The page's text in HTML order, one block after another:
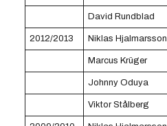
David Rundblad
2012/2013 Niklas Hjalmarsson
Marcus Krüger
Johnny Oduya
Viktor Stålberg